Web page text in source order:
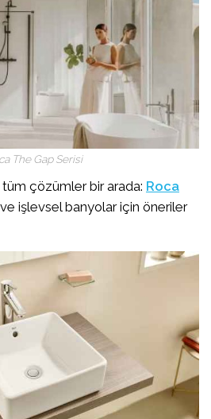
The Gap Serisi
çözümler bir arada: Roca
işlevsel banyolar için öneriler